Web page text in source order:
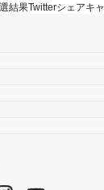
結果Twitterシェアキ